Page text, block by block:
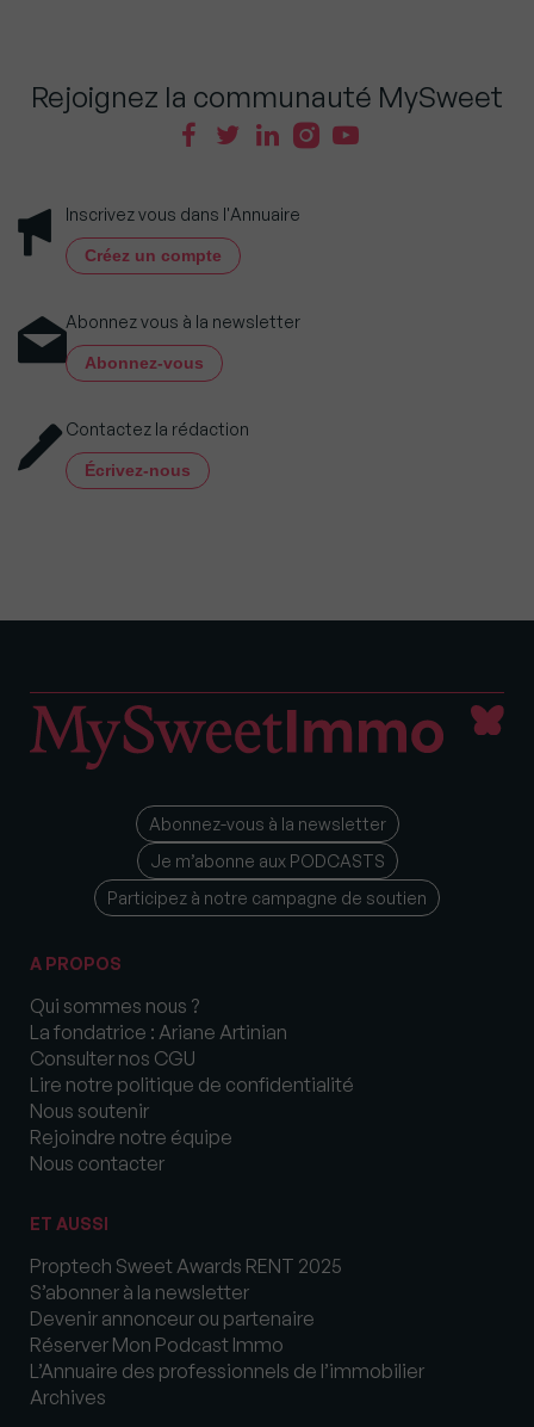
Rejoignez la communauté MySweet
Inscrivez vous dans l'Annuaire
Créez un compte
Abonnez vous à la newsletter
Abonnez-vous
Contactez la rédaction
Écrivez-nous
Abonnez-vous à la newsletter
Je m’abonne aux PODCASTS
Participez à notre campagne de soutien
A PROPOS
Qui sommes nous ?
La fondatrice : Ariane Artinian
Consulter nos CGU
Lire notre politique de confidentialité
Nous soutenir
Rejoindre notre équipe
Nous contacter
ET AUSSI
Proptech Sweet Awards RENT 2025
S’abonner à la newsletter
Devenir annonceur ou partenaire
Réserver Mon Podcast Immo
L’Annuaire des professionnels de l’immobilier
Archives